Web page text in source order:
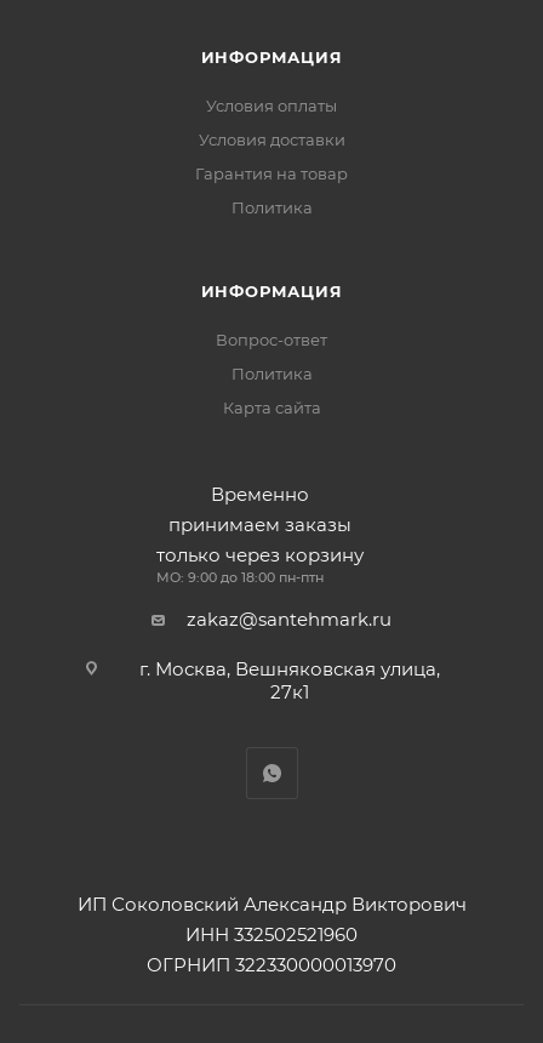
ИНФОРМАЦИЯ
Условия оплаты
Условия доставки
Гарантия на товар
Политика
ИНФОРМАЦИЯ
Вопрос-ответ
Политика
Карта сайта
Временно
принимаем заказы
только через корзину
МО: 9:00 до 18:00 пн-птн
zakaz@santehmark.ru
г. Москва, Вешняковская улица,
27к1
ИП Соколовский Александр Викторович
ИНН 332502521960
ОГРНИП 322330000013970